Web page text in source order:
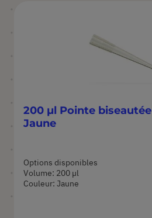
200 µl Pointe
Jaune
Options disponibles
Volume: 200 µl
Couleur: Jaune